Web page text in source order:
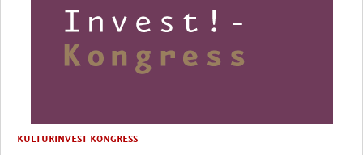
KULTURINVEST KONGRESS